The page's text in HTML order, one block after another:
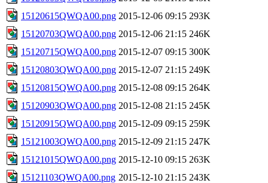
15120615QWQA00.png 2015-12-06 09:15 293K
15120703QWQA00.png 2015-12-06 21:15 246K
15120715QWQA00.png 2015-12-07 09:15 300K
15120803QWQA00.png 2015-12-07 21:15 249K
15120815QWQA00.png 2015-12-08 09:15 264K
15120903QWQA00.png 2015-12-08 21:15 245K
15120915QWQA00.png 2015-12-09 09:15 259K
15121003QWQA00.png 2015-12-09 21:15 247K
15121015QWQA00.png 2015-12-10 09:15 263K
15121103QWQA00.png 2015-12-10 21:15 243K